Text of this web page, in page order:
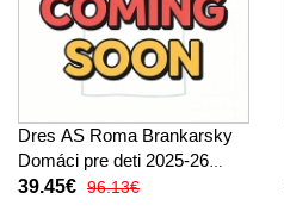
Dres AS Roma Brankarsky
Domáci pre deti 2025-26
Krátky Rukáv (+ trenírky)
39.45€ 96.13€